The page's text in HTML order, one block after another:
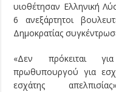
υιοθέτησαν Ελληνική
6 ανεξάρτητοι
Δημοκρατίας
«Δεν πρόκειται
πρωθυπουργού για
εσχάτης απελπισίας»